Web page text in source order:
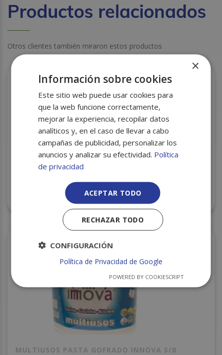
Productos relacionados
Otros clientes también miraron estos productos
BOBINA INDUSTRIAL INNOVA PASTA LAMINADA
S/2
MULTIUSOS PASTA GOFRADO INNOVA S/8
×
Información sobre cookies
Este sitio web puede usar cookies para
que la web funcione correctamente,
mejorar la experiencia, recopilar datos
analíticos y, en el caso de llevar a cabo
campañas de publicidad, personalizar los
anuncios y analizar su efectividad. Política
de privacidad
ACEPTAR TODO
RECHAZAR TODO
CONFIGURACIÓN
Política de Privacidad de Google
POWERED BY COOKIESCRIPT